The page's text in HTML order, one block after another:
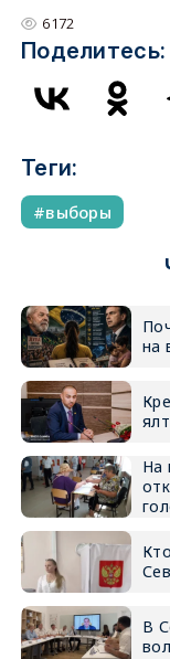
6172
Поделитесь:
Теги:
выборы
на
На
В